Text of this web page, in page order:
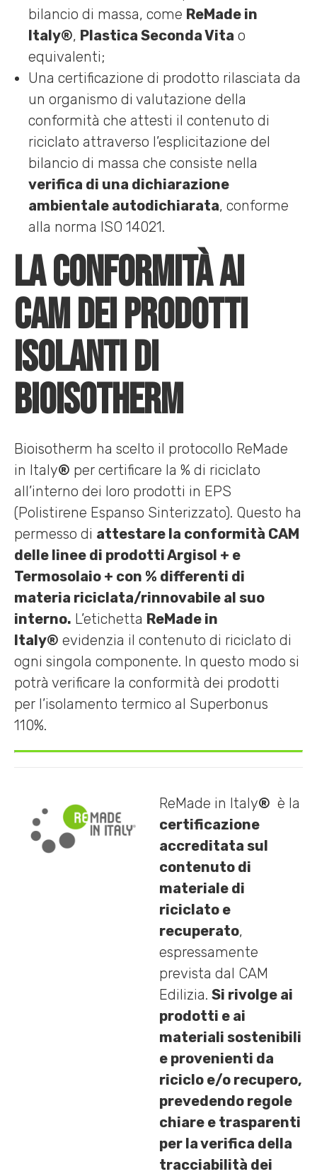
bilancio di massa, come ReMade in
Italy®, Plastica Seconda Vita o
equivalenti;
Una certificazione di prodotto rilasciata da
un organismo di valutazione della
conformità che attesti il contenuto di
riciclato attraverso l’esplicitazione del
bilancio di massa che consiste nella
verifica di una dichiarazione
ambientale autodichiarata, conforme
alla norma ISO 14021.
La conformità ai
CAM dei prodotti
isolanti di
Bioisotherm
Bioisotherm ha scelto il protocollo ReMade
in Italy® per certificare la % di riciclato
all’interno dei loro prodotti in EPS
(Polistirene Espanso Sinterizzato). Questo ha
permesso di attestare la conformità CAM
delle linee di prodotti Argisol + e
Termosolaio + con % differenti di
materia riciclata/rinnovabile al suo
interno. L’etichetta ReMade in
Italy® evidenzia il contenuto di riciclato di
ogni singola componente. In questo modo si
potrà verificare la conformità dei prodotti
per l’isolamento termico al Superbonus
110%.
ReMade in Italy® è la
certificazione
accreditata sul
contenuto di
materiale di
riciclato e
recuperato,
espressamente
prevista dal CAM
Edilizia. Si rivolge ai
prodotti e ai
materiali sostenibili
e provenienti da
riciclo e/o recupero,
prevedendo regole
chiare e trasparenti
per la verifica della
tracciabilità dei